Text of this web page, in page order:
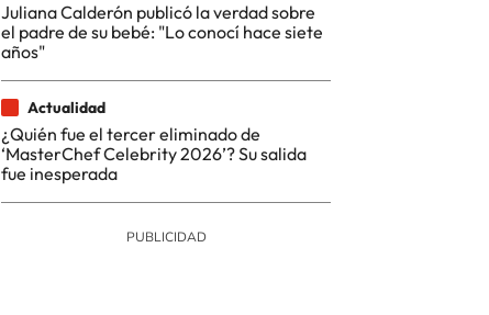
Juliana Calderón publicó la verdad sobre
el padre de su bebé: "Lo conocí hace siete
años"
Actualidad
¿Quién fue el tercer eliminado de
‘MasterChef Celebrity 2026’? Su salida
fue inesperada